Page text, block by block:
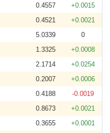
0.4557
+0.0015
0.4521
+0.0021
5.0339
0
1.3325
+0.0008
2.1714
+0.0254
0.2007
+0.0006
0.4188
-0.0019
0.8673
+0.0021
0.3655
+0.0001